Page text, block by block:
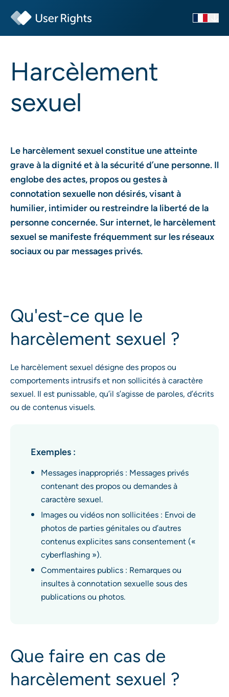
Harcèlement
sexuel
Le harcèlement sexuel constitue une atteinte
grave à la dignité et à la sécurité d’une personne. Il
englobe des actes, propos ou gestes à
connotation sexuelle non désirés, visant à
humilier, intimider ou restreindre la liberté de la
personne concernée. Sur internet, le harcèlement
sexuel se manifeste fréquemment sur les réseaux
sociaux ou par messages privés.
Qu'est-ce que le
harcèlement sexuel ?
Le harcèlement sexuel désigne des propos ou
comportements intrusifs et non sollicités à caractère
sexuel. Il est punissable, qu’il s’agisse de paroles, d’écrits
ou de contenus visuels.
Exemples :
Messages inappropriés : Messages privés
contenant des propos ou demandes à
caractère sexuel.
Images ou vidéos non sollicitées : Envoi de
photos de parties génitales ou d’autres
contenus explicites sans consentement («
cyberflashing »).
Commentaires publics : Remarques ou
insultes à connotation sexuelle sous des
publications ou photos.
Que faire en cas de
harcèlement sexuel ?